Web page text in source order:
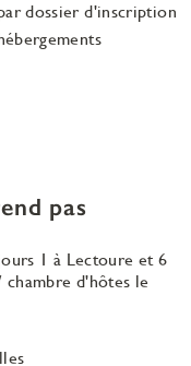
dossier d'inscription
pas
1 à Lectoure et 6
d'hôtes le